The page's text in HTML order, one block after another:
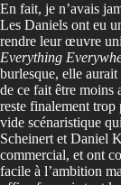
En fait, je n’avais
Les Daniels ont eu
rendre leur œuvre
Everything
burlesque, elle
de ce fait être moins
reste finalement trop
vide scénaristique
Scheinert et Daniel
commercial, et ont
facile à l’ambition